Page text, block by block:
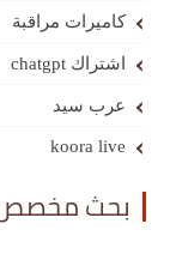
كاميرات مراقبة
اشتراك chatgpt
عرب سيد
koora live
بحث مخصص